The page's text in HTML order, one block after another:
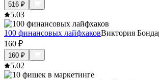
516 ₽
5.03
100 финансовых лайфхаковВиктория
160 ₽
160 ₽
5.02